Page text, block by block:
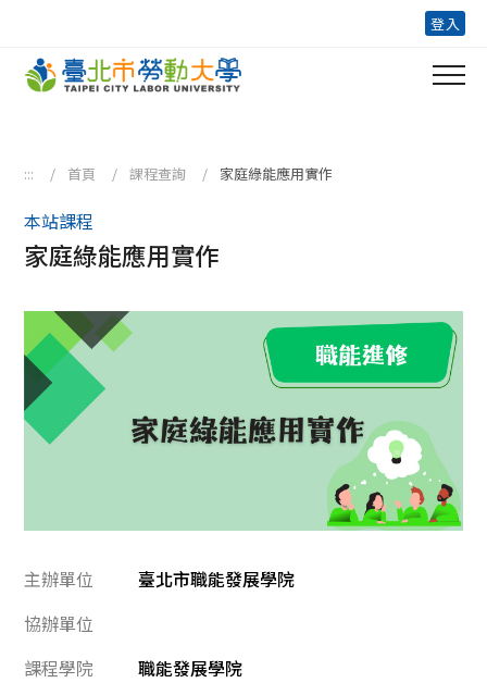
登入
::: 首頁 課程查詢 家庭綠能應用實作
本站課程
家庭綠能應用實作
主辦單位
臺北市職能發展學院
協辦單位
課程學院
職能發展學院